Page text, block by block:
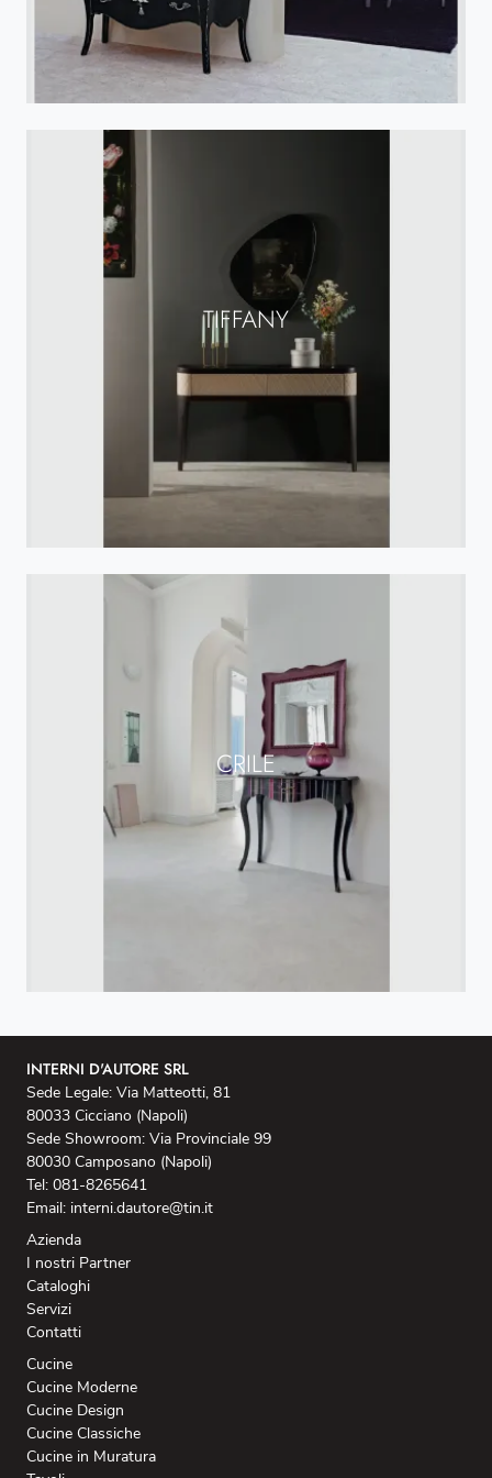
TIFFANY
CRILE
INTERNI D'AUTORE SRL
Sede Legale: Via Matteotti, 81
80033 Cicciano (Napoli)
Sede Showroom: Via Provinciale 99
80030 Camposano (Napoli)
Tel: 081-8265641
Email: interni.dautore@tin.it
Azienda
I nostri Partner
Cataloghi
Servizi
Contatti
Cucine
Cucine Moderne
Cucine Design
Cucine Classiche
Cucine in Muratura